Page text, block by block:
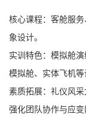
核心课程：客舱服
象设计。
实训特色：模拟舱
模拟舱、实体飞机
素质拓展：礼仪风采
强化团队协作与应变